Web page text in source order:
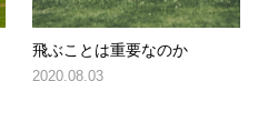
飛ぶことは重要なのか
2020.08.03